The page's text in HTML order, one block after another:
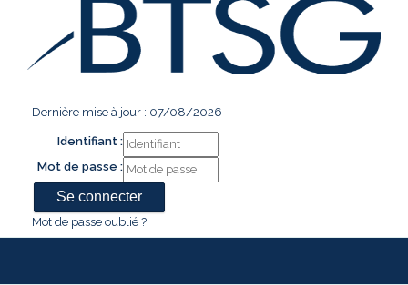
Dernière mise à jour : 07/08/2026
Identifiant :
Mot de passe :
Mot de passe oublié ?